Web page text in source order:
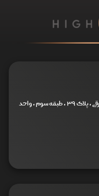
تهران ، خیابان جردن ، کوچه ارمغان شرقی ، پلاک ۳۹ ، طبقه سوم ، واحد